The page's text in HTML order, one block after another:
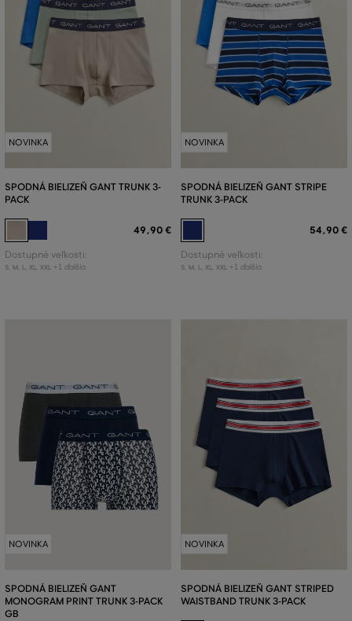
NOVINKA
SPODNÁ BIELIZEŇ GANT TRUNK 3-
PACK
49,90 €
Dostupné veľkosti:
S, M L XL XXL +1 ďalšia
NOVINKA
SPODNÁ BIELIZEŇ GANT STRIPE
TRUNK 3-PACK
54,90 €
Dostupné veľkosti:
S, M L XL XXL +1 ďalšia
NOVINKA
SPODNÁ BIELIZEŇ GANT
MONOGRAM PRINT TRUNK 3-PACK
GB
NOVINKA
SPODNÁ BIELIZEŇ GANT STRIPED
WAISTBAND TRUNK 3-PACK